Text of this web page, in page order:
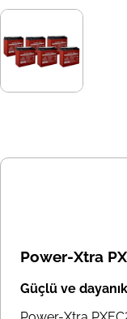
Power-Xtra
Güçlü ve